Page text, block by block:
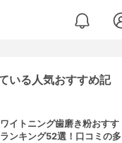
いる人気おすすめ記
イトニング歯磨き粉おすす
ンキング52選！口コミの多